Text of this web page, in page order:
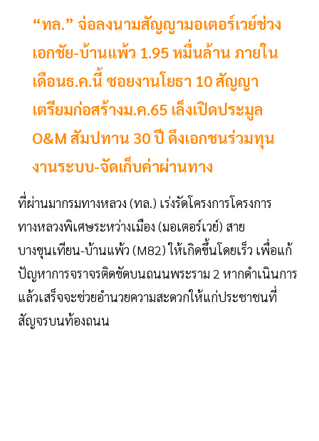
“ทล.” จ่อลงนามสัญญามอเตอร์เวย์ช่วง
เอกชัย-บ้านแพ้ว 1.95 หมื่นล้าน ภายใน
เดือนธ.ค.นี้ ซอยงานโยธา 10 สัญญา
เตรียมก่อสร้างม.ค.65 เล็งเปิดประมูล
O&M สัมปทาน 30 ปี ดึงเอกชนร่วมทุน
งานระบบ-จัดเก็บค่าผ่านทาง
ที่ผ่านมากรมทางหลวง (ทล.) เร่งรัดโครงการโครงการ
ทางหลวงพิเศษระหว่างเมือง (มอเตอร์เวย์) สาย
บางขุนเทียน-บ้านแพ้ว (M82) ให้เกิดขึ้นโดยเร็ว เพื่อแก้
ปัญหาการจราจรติดขัดบนถนนพระราม 2 หากดำเนินการ
แล้วเสร็จจะช่วยอำนวยความสะดวกให้แก่ประชาชนที่
สัญจรบนท้องถนน